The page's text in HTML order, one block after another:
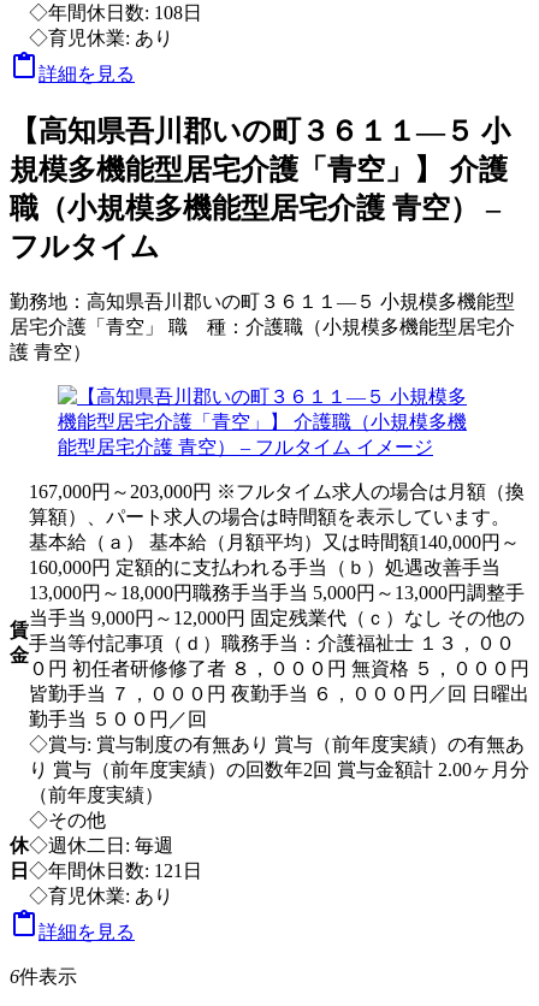
◇年間休日数: 108日
◇育児休業: あり
詳細を見る
【高知県吾川郡いの町３６１１―５ 小
規模多機能型居宅介護「青空」】 介護
職（小規模多機能型居宅介護 青空） –
フルタイム
勤務地： 高知県吾川郡いの町３６１１―５ 小規模多機能型
居宅介護「青空」 職 種： 介護職（小規模多機能型居宅介
護 青空）
賃
金
167,000円～203,000円 ※フルタイム求人の場合は月額（換
算額）、パート求人の場合は時間額を表示しています。
基本給（ａ） 基本給（月額平均）又は時間額140,000円～
160,000円 定額的に支払われる手当（ｂ）処遇改善手当
13,000円～18,000円職務手当手当 5,000円～13,000円調整手
当手当 9,000円～12,000円 固定残業代（ｃ）なし その他の
手当等付記事項（ｄ）職務手当：介護福祉士 １３，００
０円 初任者研修修了者 ８，０００円 無資格 ５，０００円
皆勤手当 ７，０００円 夜勤手当 ６，０００円／回 日曜出
勤手当 ５００円／回
◇賞与: 賞与制度の有無あり 賞与（前年度実績）の有無あ
り 賞与（前年度実績）の回数年2回 賞与金額計 2.00ヶ月分
（前年度実績）
休
日
◇その他
◇週休二日: 毎週
◇年間休日数: 121日
◇育児休業: あり
詳細を見る
6件表示